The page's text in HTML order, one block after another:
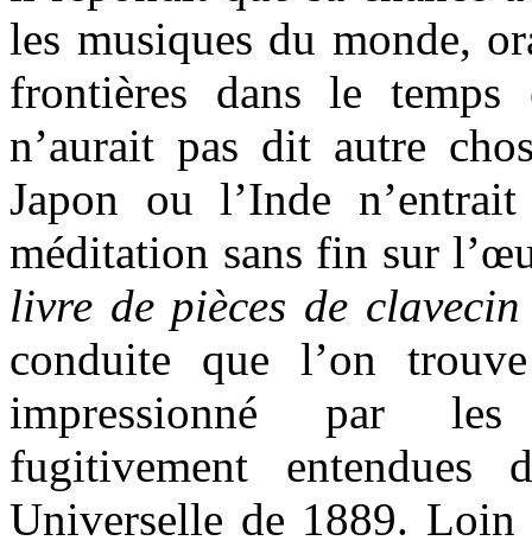
les musiques du monde,
frontières dans le temps
n’aurait pas dit autre
Japon ou l’Inde
méditation sans fin sur
livre de pièces de
conduite que l’on
impressionné par les
fugitivement entendues
Universelle de 1889.